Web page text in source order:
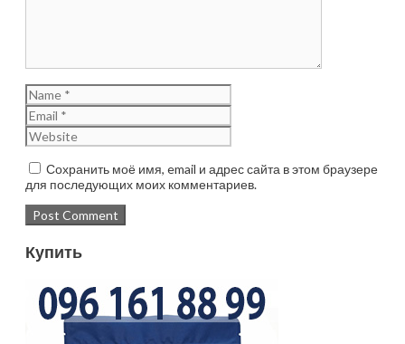
Сохранить моё имя, email и адрес сайта в этом браузере
для последующих моих комментариев.
Купить